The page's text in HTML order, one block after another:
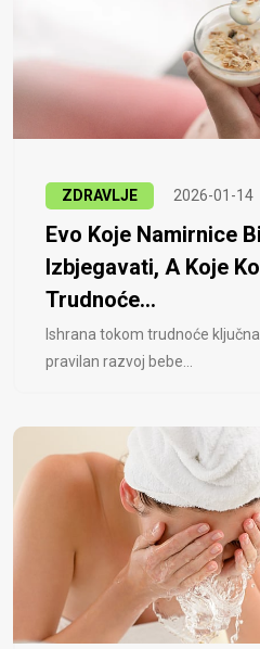
ZDRAVLJE 2026-01-14
Evo Koje Namirnice
Izbjegavati, A Koje
Trudnoće...
Ishrana tokom trudnoće
pravilan razvoj bebe...